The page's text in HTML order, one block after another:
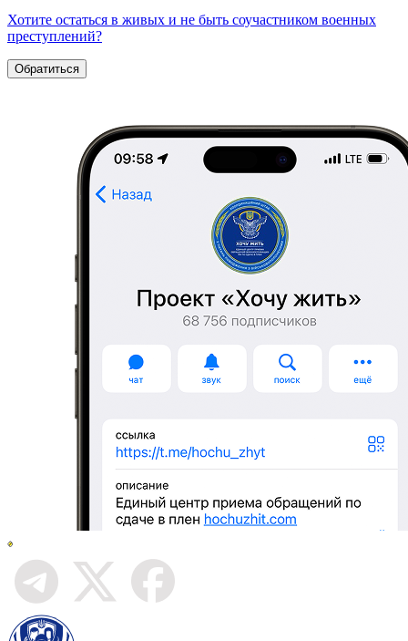
Хотите остаться в живых и не быть соучастником военных
преступлений?
Обратиться